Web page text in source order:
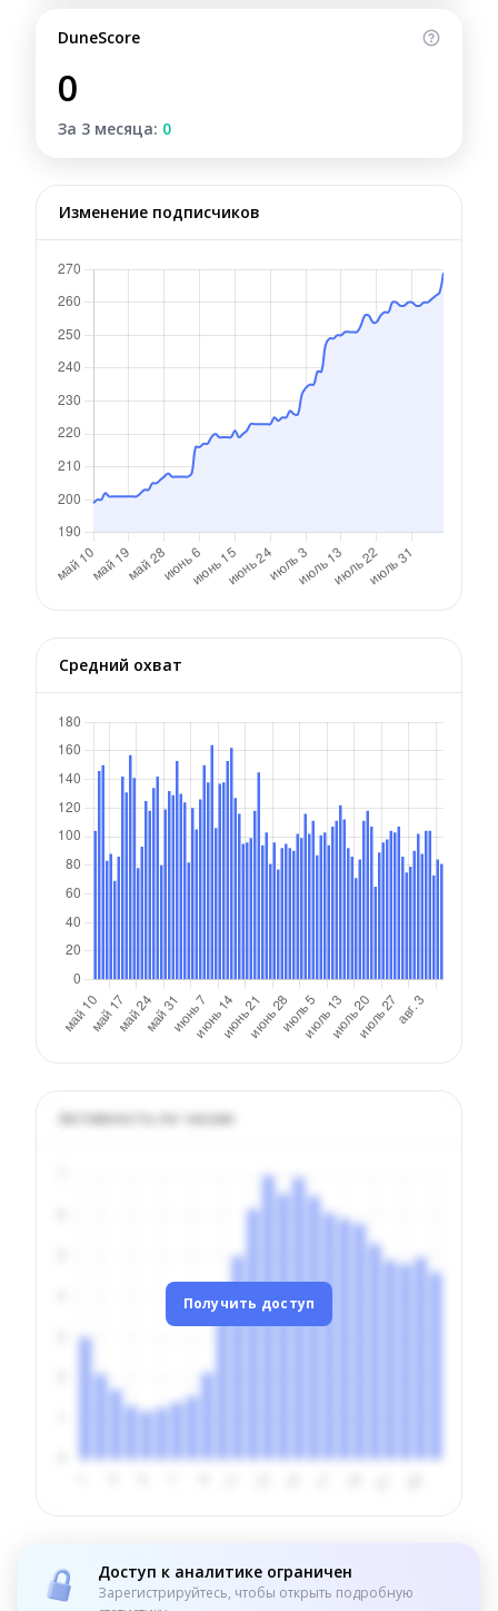
DuneScore
0
За 3 месяца: 0
Изменение подписчиков
Средний охват
Активность по часам
Получить доступ
Доступ к аналитике ограничен
Зарегистрируйтесь, чтобы открыть подробную